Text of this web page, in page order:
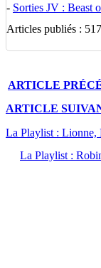
- Sorties JV : Beast
Articles publiés :
ARTICLE
ARTICLE
La Playlist : Lionne,
La Playlist :